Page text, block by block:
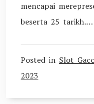
mencapai
beserta 25 tarikh.…
Posted in Slot
2023